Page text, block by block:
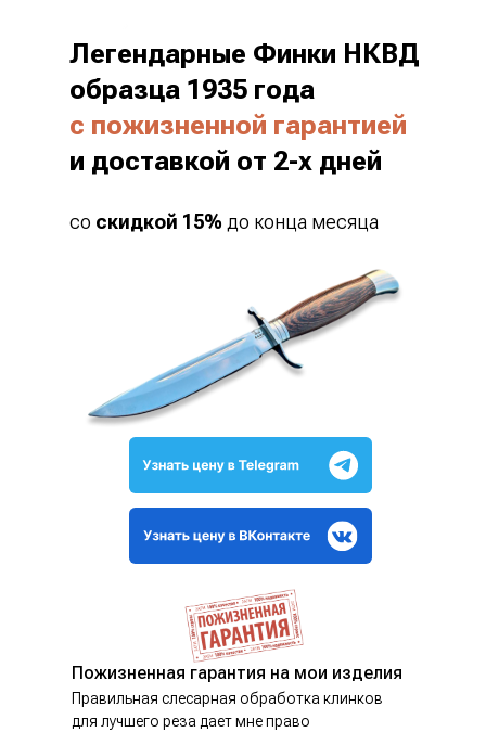
со скидкой 15% до конца месяца
Легендарные Финки НКВД
образца 1935 года
с пожизненной гарантией
и доставкой от 2-х дней
Пожизненная гарантия на мои изделия
Правильная слесарная обработка клинков
для лучшего реза дает мне право